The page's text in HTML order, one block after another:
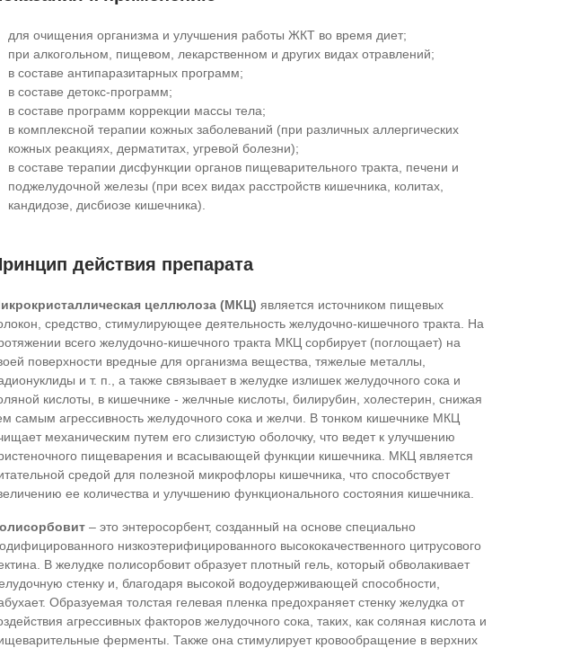
для очищения организма и улучшения работы ЖКТ во время диет;
при алкогольном, пищевом, лекарственном и других видах отравлений;
в составе антипаразитарных программ;
в составе детокс-программ;
в составе программ коррекции массы тела;
в комплексной терапии кожных заболеваний (при различных аллергических
кожных реакциях, дерматитах, угревой болезни);
в составе терапии дисфункции органов пищеварительного тракта, печени и
поджелудочной железы (при всех видах расстройств кишечника, колитах,
кандидозе, дисбиозе кишечника).
действия препарата
целлюлоза (МКЦ) является источником пищевых
средство, стимулирующее деятельность желудочно-кишечного тракта. На
всего желудочно-кишечного тракта МКЦ сорбирует (поглощает) на
поверхности вредные для организма вещества, тяжелые металлы,
и т. п., а также связывает в желудке излишек желудочного сока и
кислоты, в кишечнике - желчные кислоты, билирубин, холестерин, снижая
самым агрессивность желудочного сока и желчи. В тонком кишечнике МКЦ
механическим путем его слизистую оболочку, что ведет к улучшению
пищеварения и всасывающей функции кишечника. МКЦ является
средой для полезной микрофлоры кишечника, что способствует
ее количества и улучшению функционального состояния кишечника.
– это энтеросорбент, созданный на основе специально
низкоэтерифицированного высококачественного цитрусового
В желудке полисорбовит образует плотный гель, который обволакивает
стенку и, благодаря высокой водоудерживающей способности,
Образуемая толстая гелевая пленка предохраняет стенку желудка от
агрессивных факторов желудочного сока, таких, как соляная кислота и
ферменты. Также она стимулирует кровообращение в верхних